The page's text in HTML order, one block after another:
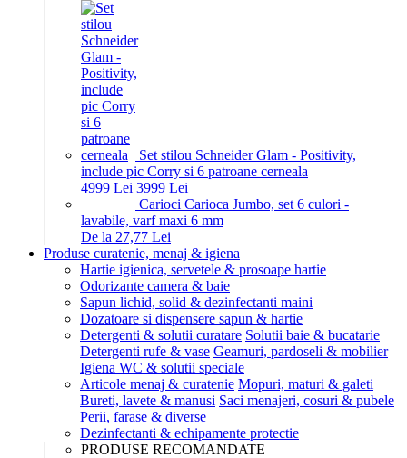
Set stilou Schneider Glam - Positivity,
include pic Corry si 6 patroane cerneala
4999 Lei 3999 Lei
Carioci Carioca Jumbo, set 6 culori -
lavabile, varf maxi 6 mm
De la 27,77 Lei
Produse curatenie, menaj & igiena
Hartie igienica, servetele & prosoape hartie
Odorizante camera & baie
Sapun lichid, solid & dezinfectanti maini
Dozatoare si dispensere sapun & hartie
Detergenti & solutii curatare Solutii baie & bucatarie
Detergenti rufe & vase Geamuri, pardoseli & mobilier
Igiena WC & solutii speciale
Articole menaj & curatenie Mopuri, maturi & galeti
Bureti, lavete & manusi Saci menajeri, cosuri & pubele
Perii, farase & diverse
Dezinfectanti & echipamente protectie
PRODUSE RECOMANDATE